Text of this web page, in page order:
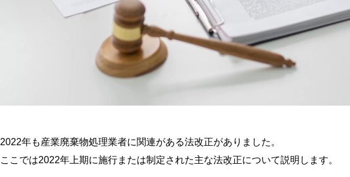
2022年も産業廃棄物処理業者に関連がある法改正がありました。
ここでは2022年上期に施行または制定された主な法改正について説明します。